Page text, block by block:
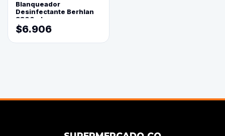
Blanqueador
Desinfectante Berhlan
3800ml
$6.906